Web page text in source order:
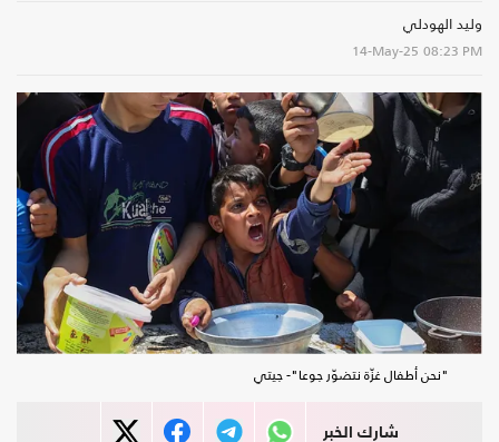
وليد الهودلي
14-May-25 08:23 PM
"نحن أطفال غزّة نتضوّر جوعا"- جيتي
شارك الخبر